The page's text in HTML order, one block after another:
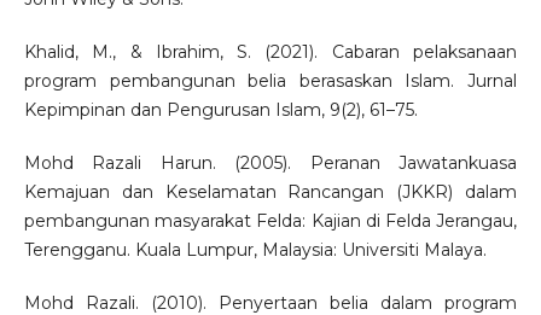
Khalid, M., & Ibrahim, S. (2021). Cabaran pelaksanaan
program pembangunan belia berasaskan Islam. Jurnal
Kepimpinan dan Pengurusan Islam, 9(2), 61–75.
Mohd Razali Harun. (2005). Peranan Jawatankuasa
Kemajuan dan Keselamatan Rancangan (JKKR) dalam
pembangunan masyarakat Felda: Kajian di Felda Jerangau,
Terengganu. Kuala Lumpur, Malaysia: Universiti Malaya.
Mohd Razali. (2010). Penyertaan belia dalam program